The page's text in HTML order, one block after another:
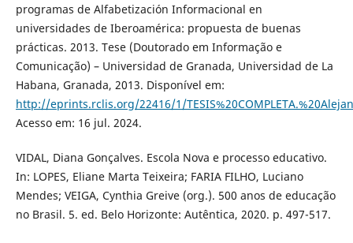
programas de Alfabetización Informacional en
universidades de Iberoamérica: propuesta de buenas
prácticas. 2013. Tese (Doutorado em Informação e
Comunicação) – Universidad de Granada, Universidad de La
Habana, Granada, 2013. Disponível em:
http://eprints.rclis.org/22416/1/
Acesso em: 16 jul. 2024.
VIDAL, Diana Gonçalves. Escola Nova e processo educativo.
In: LOPES, Eliane Marta Teixeira; FARIA FILHO, Luciano
Mendes; VEIGA, Cynthia Greive (org.). 500 anos de educação
no Brasil. 5. ed. Belo Horizonte: Autêntica, 2020. p. 497-517.